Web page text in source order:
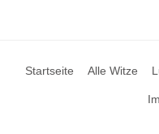
Startseite Alle Witze